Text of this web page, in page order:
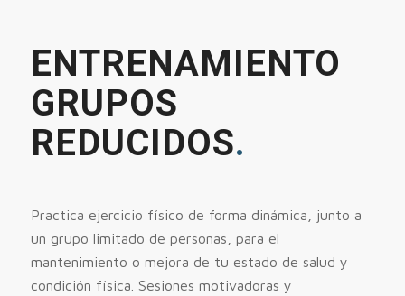
ENTRENAMIENTO
GRUPOS
REDUCIDOS.
Practica ejercicio físico de forma dinámica, junto a
un grupo limitado de personas, para el
mantenimiento o mejora de tu estado de salud y
condición física. Sesiones motivadoras y